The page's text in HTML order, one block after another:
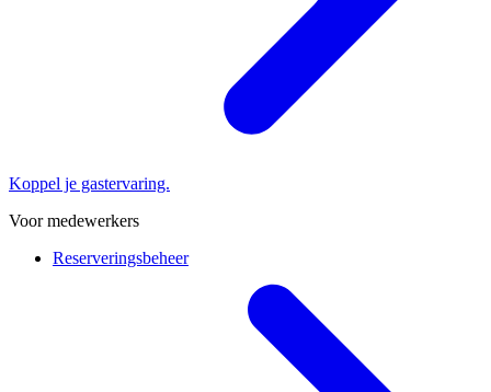
Koppel je gastervaring.
Voor medewerkers
Reserveringsbeheer